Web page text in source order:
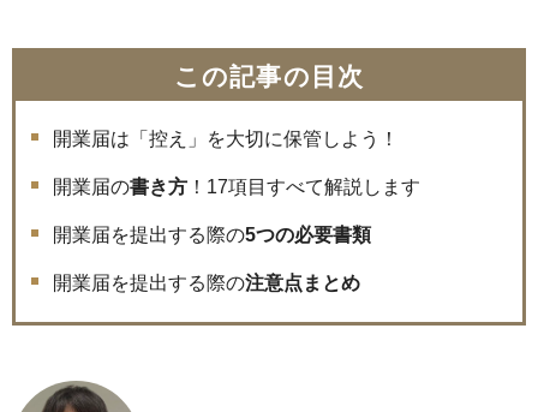
この記事の目次
開業届は「控え」を大切に保管しよう！
開業届の書き方 ！17項目すべて解説します
開業届を提出する際の5つの必要書類
開業届を提出する際の注意点まとめ